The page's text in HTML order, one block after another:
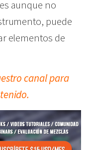
aunque no
puede
elementos de
canal para